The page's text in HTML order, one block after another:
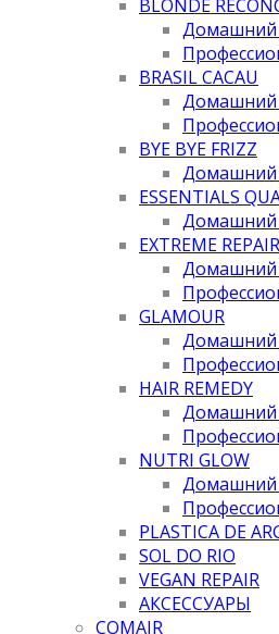
BLONDE
Домашний
BRASIL CACAU
Домашний
BYE BYE FRIZZ
Домашний
ESSENTIALS
Домашний
EXTREME REPAIR
Домашний
GLAMOUR
Домашний
HAIR REMEDY
Домашний
NUTRI GLOW
Домашний
PLASTICA DE
SOL DO RIO
VEGAN REPAIR
АКСЕССУАРЫ
COMAIR